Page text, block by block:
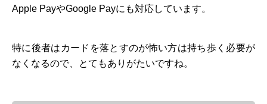
Apple PayやGoogle Payにも対応しています。
特に後者はカードを落とすのが怖い方は持ち歩く必要が
なくなるので、とてもありがたいですね。